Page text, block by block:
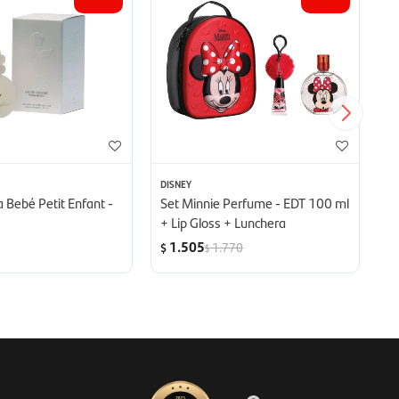
Bebé Petit Enfant -
DISNEY
Set Minnie Perfume - EDT 100 ml
+ Lip Gloss + Lunchera
$ 1.505$1.770